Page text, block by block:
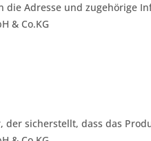
Adresse und zugehörige
& Co.KG
der sicherstellt, dass das